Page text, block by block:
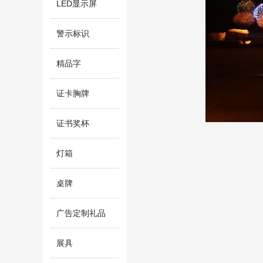
LED显示屏
警示标识
精品字
证卡胸牌
证书奖杯
灯箱
桌牌
广告定制礼品
展具